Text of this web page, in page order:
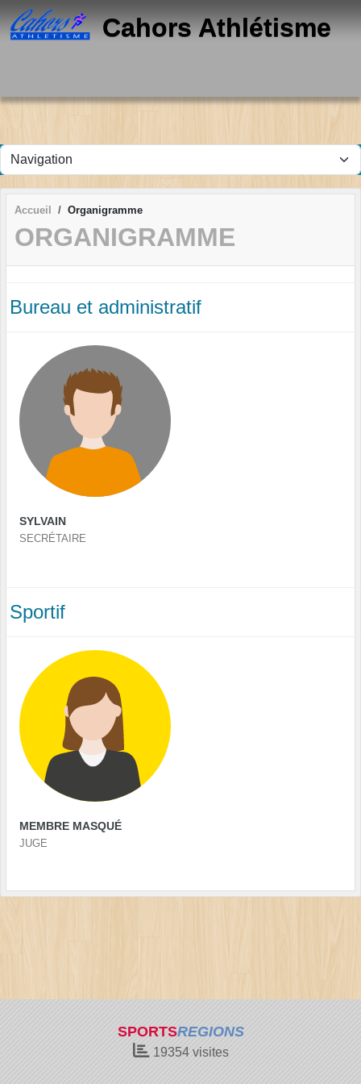
Cahors Athlétisme
Accueil Organigramme
ORGANIGRAMME
Bureau et administratif
SYLVAIN
SECRÉTAIRE
Sportif
MEMBRE MASQUÉ
JUGE
SPORTSREGIONS
19354visites
Panneau de gestion des cookies